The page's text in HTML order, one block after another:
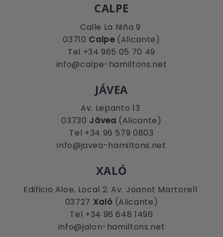
CALPE
Calle La Niña 9
03710 Calpe(Alicante)
Tel +34 965 05 70 49
info@calpe-hamiltons.net
JÁVEA
Av. Lepanto 13
03730 Jávea (Alicante)
Tel +34 96 579 0803
info@javea-hamiltons.net
XALÓ
Edificio Aloe, Local 2. Av. Joanot Martorell
03727 Xaló (Alicante)
Tel +34 96 648 1496
info@jalon-hamiltons.net